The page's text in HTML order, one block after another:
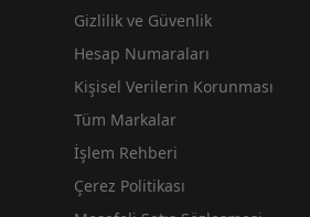
Gizlilik ve Güvenlik
Hesap Numaraları
Kişisel Verilerin Korunması
Tüm Markalar
İşlem Rehberi
Çerez Politikası